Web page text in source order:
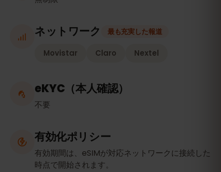
ネットワーク 最も充実した報道
Movistar Claro Nextel
eKYC（本人確認）
不要
有効化ポリシー
有効期間は、eSIMが対応ネットワークに接続した
時点で開始されます。